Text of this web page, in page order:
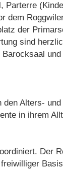
Parterre
dem
der
sind
und
Alters-
in ihrem
Der